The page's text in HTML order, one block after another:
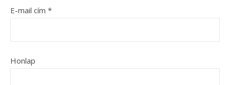
E-mail cím *
Honlap